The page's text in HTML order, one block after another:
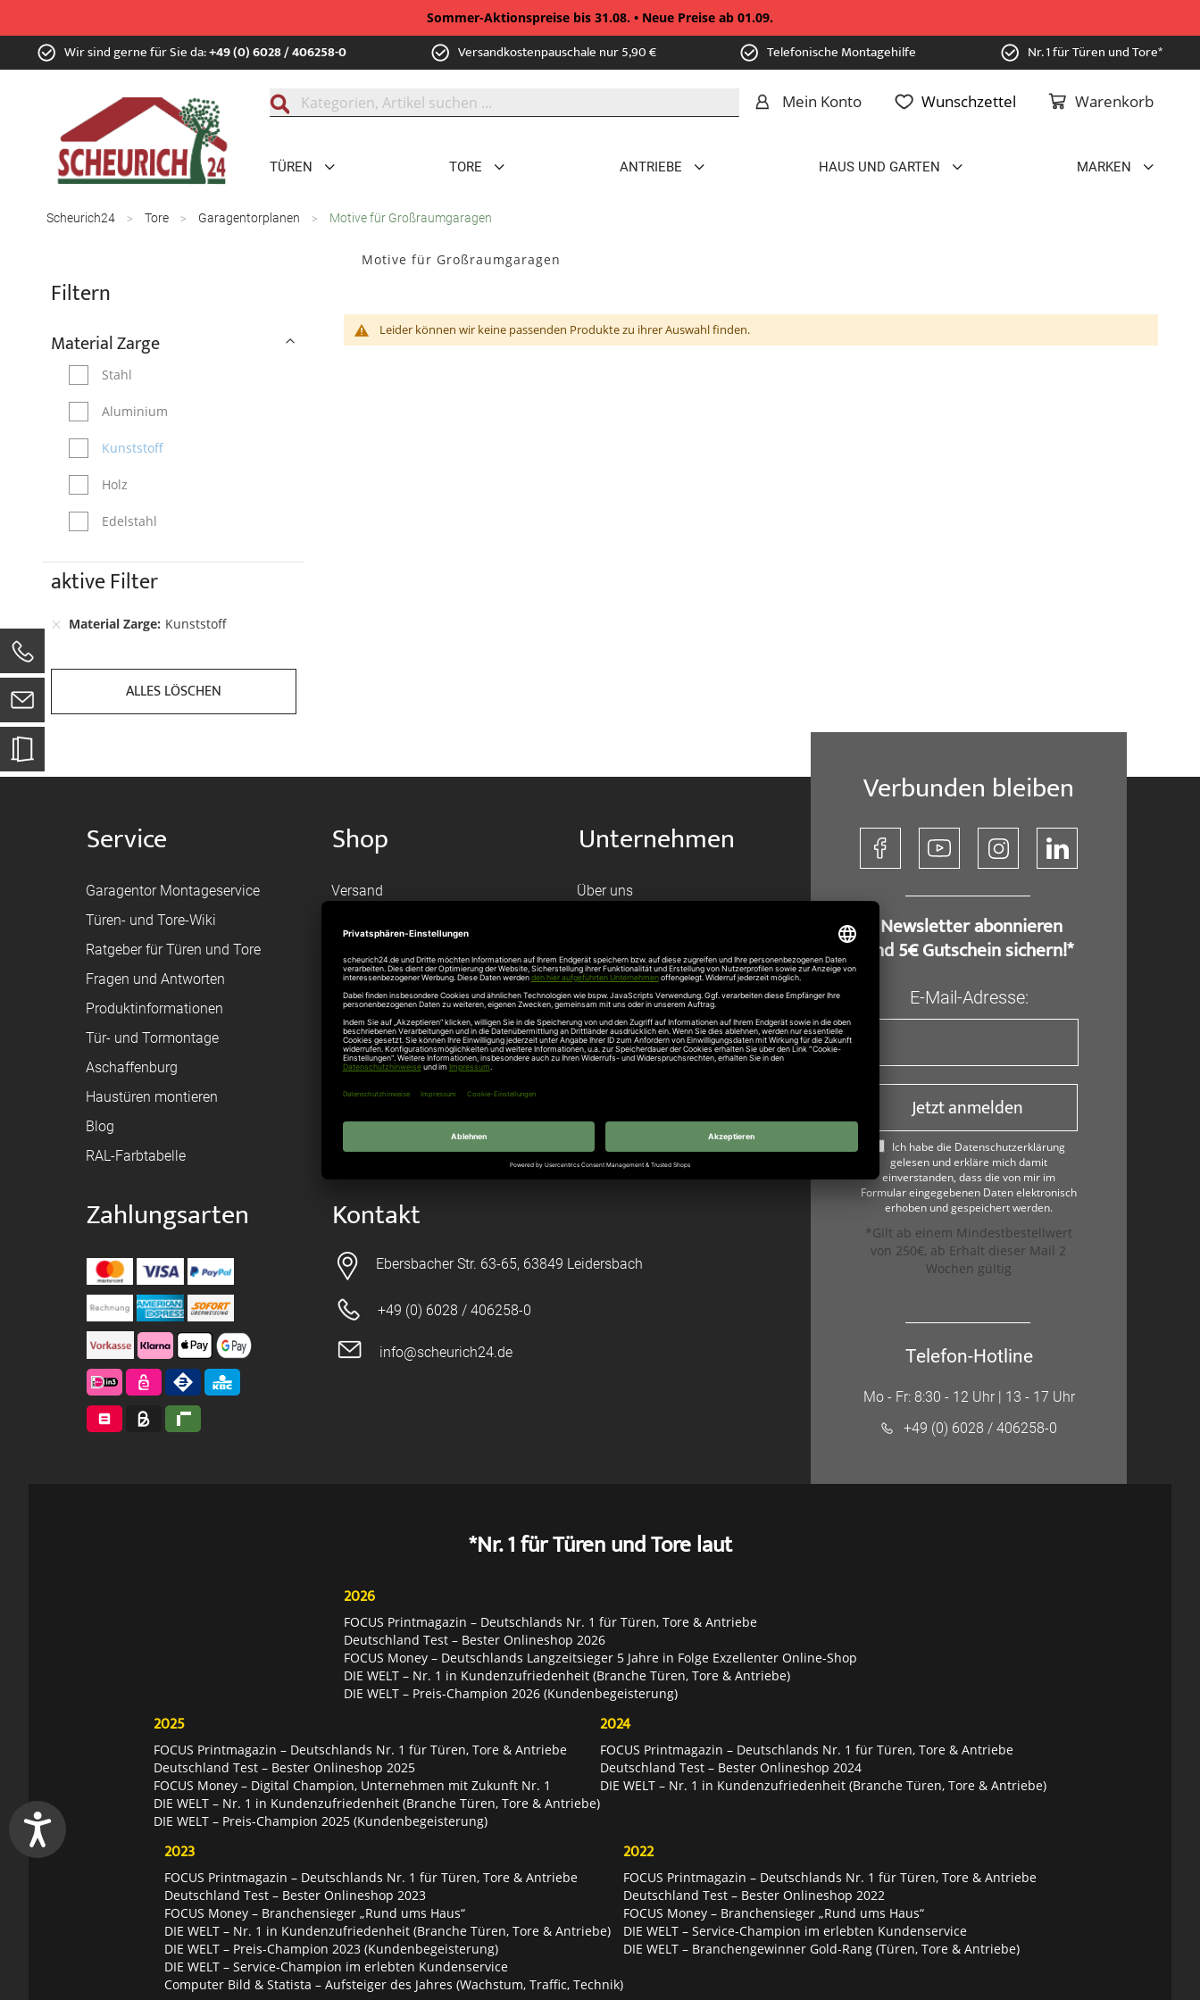
Sommer-Aktionspreise bis 31.08. • Neue Preise ab 01.09.
Zum
Inhalt Wir sind gerne für Sie da:+49 (0) 6028 / 406258-0 Versandkostenpauschale nur 5,90 € Telefonische Montagehilfe Nr. 1 für Türen und Tore*
Warenkorb
Mein Konto Wunschzettel
TÜREN TORE ANTRIEBE HAUS UND GARTEN MARKEN
Scheurich24 Tore Garagentorplanen Motive für Großraumgaragen
Motive für Großraumgaragen
Leider können wir keine passenden Produkte zu ihrer Auswahl finden.
aktive Filter
Material Zarge Kunststoff
ALLES LÖSCHEN
Filtern
Material Zarge
Stahl
Aluminium
Kunststoff
Holz
Edelstahl
Service
Garagentor Montageservice
Türen- und Tore-Wiki
Ratgeber für Türen und Tore
Fragen und Antworten
Produktinformationen
Tür- und Tormontage
Aschaffenburg
Haustüren montieren
Blog
RAL-Farbtabelle
Shop
Versand
Registrieren
Federanfrage
Toraufmaß
Montageanleitungen
Brandschutztüren
Elektrische Garagentore
Unternehmen
Über uns
Hörmann Türen
Hörmann Sektionaltor
Zahlungsarten Kontakt
Ebersbacher Str. 63-65, 63849 Leidersbach
+49 (0) 6028 / 406258-0
info@scheurich24.de
Verbunden bleiben
​ Newsletter abonnieren
und 5€ Gutschein sichern!*
E-Mail-Adresse:
Jetzt anmelden
Ich habe die Datenschutzerklärung
gelesen und erkläre mich damit
einverstanden, dass die von mir im
Formular eingegebenen Daten elektronisch
erhoben und gespeichert werden.
*Gilt ab einem Mindestbestellwert
von 250€, ab Erhalt dieser Mail 2
Wochen gültig
Telefon-Hotline
Mo - Fr: 8:30 - 12 Uhr | 13 - 17 Uhr
+49 (0) 6028 / 406258-0
*Nr. 1 für Türen und Tore laut
2026
FOCUS Printmagazin – Deutschlands Nr. 1 für Türen, Tore & Antriebe
Deutschland Test – Bester Onlineshop 2026
FOCUS Money – Deutschlands Langzeitsieger 5 Jahre in Folge Exzellenter Online-Shop
DIE WELT – Nr. 1 in Kundenzufriedenheit (Branche Türen, Tore & Antriebe)
DIE WELT – Preis-Champion 2026 (Kundenbegeisterung)
2025
FOCUS Printmagazin – Deutschlands Nr. 1 für Türen, Tore & Antriebe
Deutschland Test – Bester Onlineshop 2025
FOCUS Money – Digital Champion, Unternehmen mit Zukunft Nr. 1
DIE WELT – Nr. 1 in Kundenzufriedenheit (Branche Türen, Tore & Antriebe)
DIE WELT – Preis-Champion 2025 (Kundenbegeisterung)
2024
FOCUS Printmagazin – Deutschlands Nr. 1 für Türen, Tore & Antriebe
Deutschland Test – Bester Onlineshop 2024
DIE WELT – Nr. 1 in Kundenzufriedenheit (Branche Türen, Tore & Antriebe)
2023
FOCUS Printmagazin – Deutschlands Nr. 1 für Türen, Tore & Antriebe
Deutschland Test – Bester Onlineshop 2023
FOCUS Money – Branchensieger „Rund ums Haus“
DIE WELT – Nr. 1 in Kundenzufriedenheit (Branche Türen, Tore & Antriebe)
DIE WELT – Preis-Champion 2023 (Kundenbegeisterung)
DIE WELT – Service-Champion im erlebten Kundenservice
Computer Bild & Statista – Aufsteiger des Jahres (Wachstum, Traffic, Technik)
2022
FOCUS Printmagazin – Deutschlands Nr. 1 für Türen, Tore & Antriebe
Deutschland Test – Bester Onlineshop 2022
FOCUS Money – Branchensieger „Rund ums Haus“
DIE WELT – Service-Champion im erlebten Kundenservice
DIE WELT – Branchengewinner Gold-Rang (Türen, Tore & Antriebe)